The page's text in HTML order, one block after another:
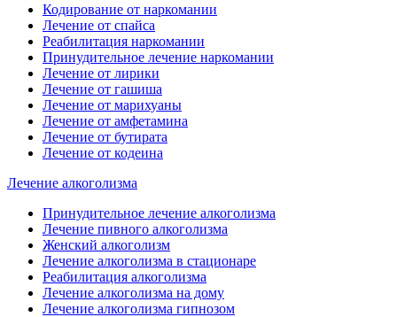
Кодирование от наркомании
Лечение от спайса
Реабилитация наркомании
Принудительное лечение наркомании
Лечение от лирики
Лечение от гашиша
Лечение от марихуаны
Лечение от амфетамина
Лечение от бутирата
Лечение от кодеина
Лечение алкоголизма
Принудительное лечение алкоголизма
Лечение пивного алкоголизма
Женский алкоголизм
Лечение алкоголизма в стационаре
Реабилитация алкоголизма
Лечение алкоголизма на дому
Лечение алкоголизма гипнозом